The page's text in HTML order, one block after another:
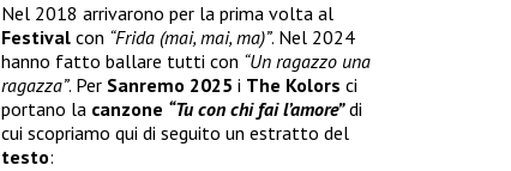
Nel 2018 arrivarono per la prima volta al
Festival con “Frida (mai, mai, ma)”. Nel 2024
hanno fatto ballare tutti con “Un ragazzo una
ragazza”. Per Sanremo 2025 i The Kolors ci
portano la canzone “Tu con chi fai l’amore”di
cui scopriamo qui di seguito un estratto del
testo: